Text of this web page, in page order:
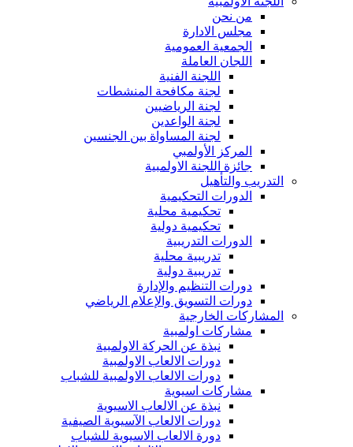
من نحن
مجلس الادارة
الجمعية العمومية
اللجان العاملة
اللجنة الفنية
لجنة مكافحة المنشطات
لجنة الرياضيين
لجنة الواعدين
لجنة المساواة بين الجنسين
المركز الأولمبي
جائزة اللجنة الاولمبية
التدريب والتأهيل
الدورات التحكيمية
تحكيمية محلية
تحكيمية دولية
الدورات التدريبية
تدريبية محلية
تدريبية دولية
دورات التنظيم والإدارة
دورات التسويق والإعلام الرياضي
المشاركات الخارجية
مشاركات اولمبية
نبذة عن الحركة الاولمبية
دورات الالعاب الاولمبية
دورات الالعاب الاولمبية للشباب
مشاركات اسيوية
نبذة عن الالعاب الاسيوية
دورات الالعاب الآسيوية الصيفية
دورة الالعاب الاسيوية للشباب